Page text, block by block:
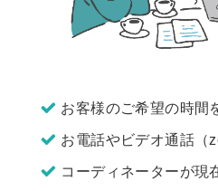
お客様のご希望の時間
お電話やビデオ通話（
コーディネーターが現